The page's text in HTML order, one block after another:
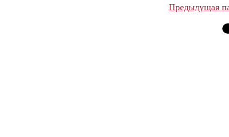
Предыдущая